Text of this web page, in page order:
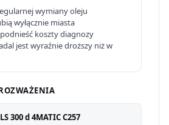
wymiany oleju
wyłącznie miasta
koszty diagnozy
jest wyraźnie droższy niż w
300 d 4MATIC C257